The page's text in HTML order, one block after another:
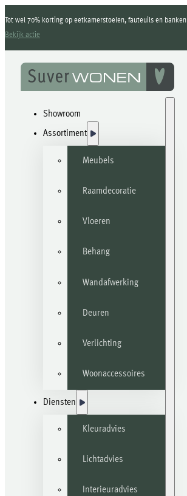
Tot wel 70% korting op eetkamerstoelen, fauteuils en banken
Bekijk actie
Showroom
Assortiment
Meubels
Raamdecoratie
Vloeren
Behang
Wandafwerking
Deuren
Verlichting
Woonaccessoires
Diensten
Kleuradvies
Lichtadvies
Interieuradvies